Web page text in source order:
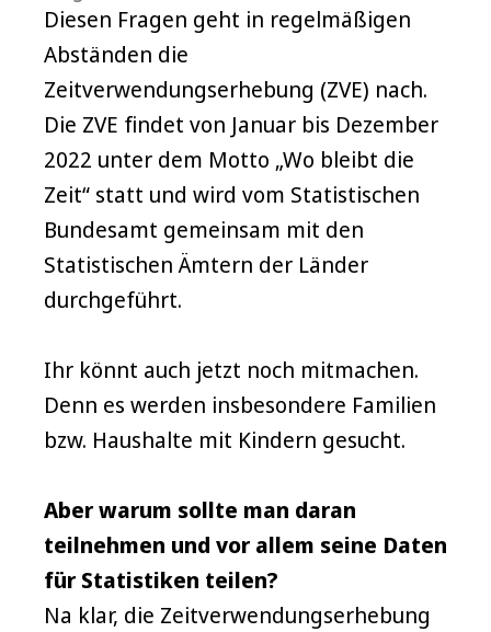
Diesen Fragen geht in regelmäßigen
Abständen die
Zeitverwendungserhebung (ZVE) nach.
Die ZVE findet von Januar bis Dezember
2022 unter dem Motto „Wo bleibt die
Zeit“ statt und wird vom Statistischen
Bundesamt gemeinsam mit den
Statistischen Ämtern der Länder
durchgeführt.
Ihr könnt auch jetzt noch mitmachen.
Denn es werden insbesondere Familien
bzw. Haushalte mit Kindern gesucht.
Aber warum sollte man daran
teilnehmen und vor allem seine Daten
für Statistiken teilen?
Na klar, die Zeitverwendungserhebung